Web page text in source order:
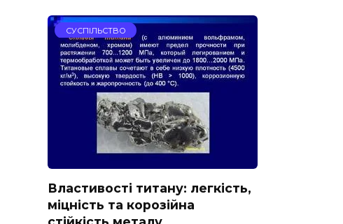
СУСПІЛЬСТВО
Властивості титану: легкість,
міцність та корозійна